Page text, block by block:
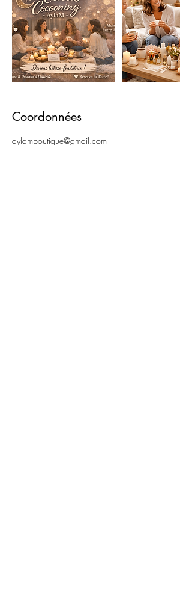
Coordonnées
aylamboutique@gmail.com